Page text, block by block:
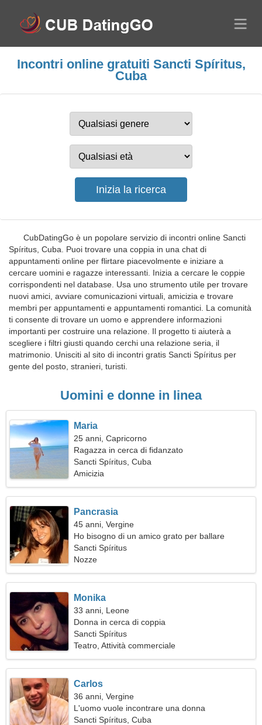
Incontri online gratuiti Sancti Spíritus,
Cuba
CubDatingGo è un popolare servizio di incontri online Sancti
Spíritus, Cuba. Puoi trovare una coppia in una chat di
appuntamenti online per flirtare piacevolmente e iniziare a
cercare uomini e ragazze interessanti. Inizia a cercare le coppie
corrispondenti nel database. Usa uno strumento utile per trovare
nuovi amici, avviare comunicazioni virtuali, amicizia e trovare
membri per appuntamenti e appuntamenti romantici. La comunità
ti consente di trovare un uomo e apprendere informazioni
importanti per costruire una relazione. Il progetto ti aiuterà a
scegliere i filtri giusti quando cerchi una relazione seria, il
matrimonio. Unisciti al sito di incontri gratis Sancti Spíritus per
gente del posto, stranieri, turisti.
Uomini e donne in linea
Maria
25 anni, Capricorno
Ragazza in cerca di fidanzato
Sancti Spíritus, Cuba
Amicizia
Pancrasia
45 anni, Vergine
Ho bisogno di un amico grato per ballare
Sancti Spíritus
Nozze
Monika
33 anni, Leone
Donna in cerca di coppia
Sancti Spíritus
Teatro, Attività commerciale
Carlos
36 anni, Vergine
L'uomo vuole incontrare una donna
Sancti Spíritus, Cuba